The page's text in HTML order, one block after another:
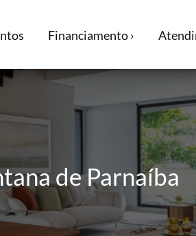
Financiamento ›
de Parnaíba